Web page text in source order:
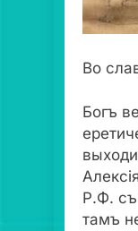
Во
Богъ
Р.Ф.
тамъ